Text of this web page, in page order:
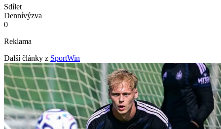
Sdílet
Dennívýzva
0
Reklama
Další články z SportWin